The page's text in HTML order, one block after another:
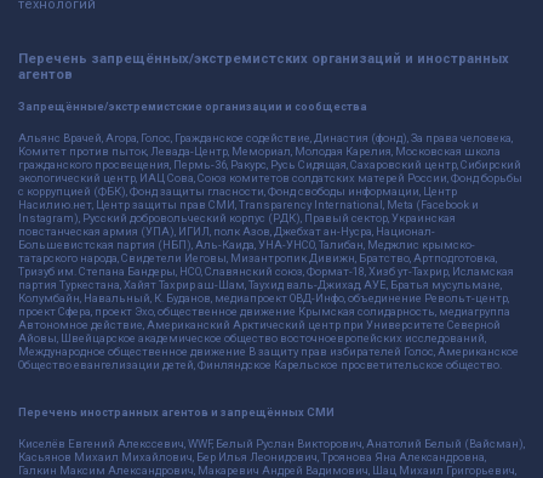
технологий
Перечень запрещённых/экстремистских организаций и иностранных
агентов
Запрещённые/экстремистские организации и сообщества
Альянс Врачей, Агора, Голос, Гражданское содействие, Династия (фонд), За права человека,
Комитет против пыток, Левада-Центр, Мемориал, Молодая Карелия, Московская школа
гражданского просвещения, Пермь-36, Ракурс, Русь Сидящая, Сахаровский центр, Сибирский
экологический центр, ИАЦ Сова, Союз комитетов солдатских матерей России, Фонд борьбы
с коррупцией (ФБК), Фонд защиты гласности, Фонд свободы информации, Центр
Насилию.нет, Центр защиты прав СМИ, Transparency International, Meta (Facebook и
Instagram), Русский добровольческий корпус (РДК), Правый сектор, Украинская
повстанческая армия (УПА), ИГИЛ, полк Азов, Джебхат ан-Нусра, Национал-
Большевистская партия (НБП), Аль-Каида, УНА-УНСО, Талибан, Меджлис крымско-
татарского народа, Свидетели Иеговы, Мизантропик Дивижн, Братство, Артподготовка,
Тризуб им. Степана Бандеры, НСО, Славянский союз, Формат-18, Хизб ут-Тахрир, Исламская
партия Туркестана, Хайят Тахрир аш-Шам, Таухид валь-Джихад, АУЕ, Братья мусульмане,
Колумбайн, Навальный, К. Буданов, медиапроект ОВД-Инфо, объединение Револьт-центр,
проект Сфера, проект Эхо, общественное движение Крымская солидарность, медиагруппа
Автономное действие, Американский Арктический центр при Университете Северной
Айовы, Швейцарское академическое общество восточноевропейских исследований,
Международное общественное движение В защиту прав избирателей Голос, Американское
Общество евангелизации детей, Финляндское Карельское просветительское общество.
Перечень иностранных агентов и запрещённых СМИ
Киселёв Евгений Алекссевич, WWF, Белый Руслан Викторович, Анатолий Белый (Вайсман),
Касьянов Михаил Михайлович, Бер Илья Леонидович, Троянова Яна Александровна,
Галкин Максим Александрович, Макаревич Андрей Вадимович, Шац Михаил Григорьевич,